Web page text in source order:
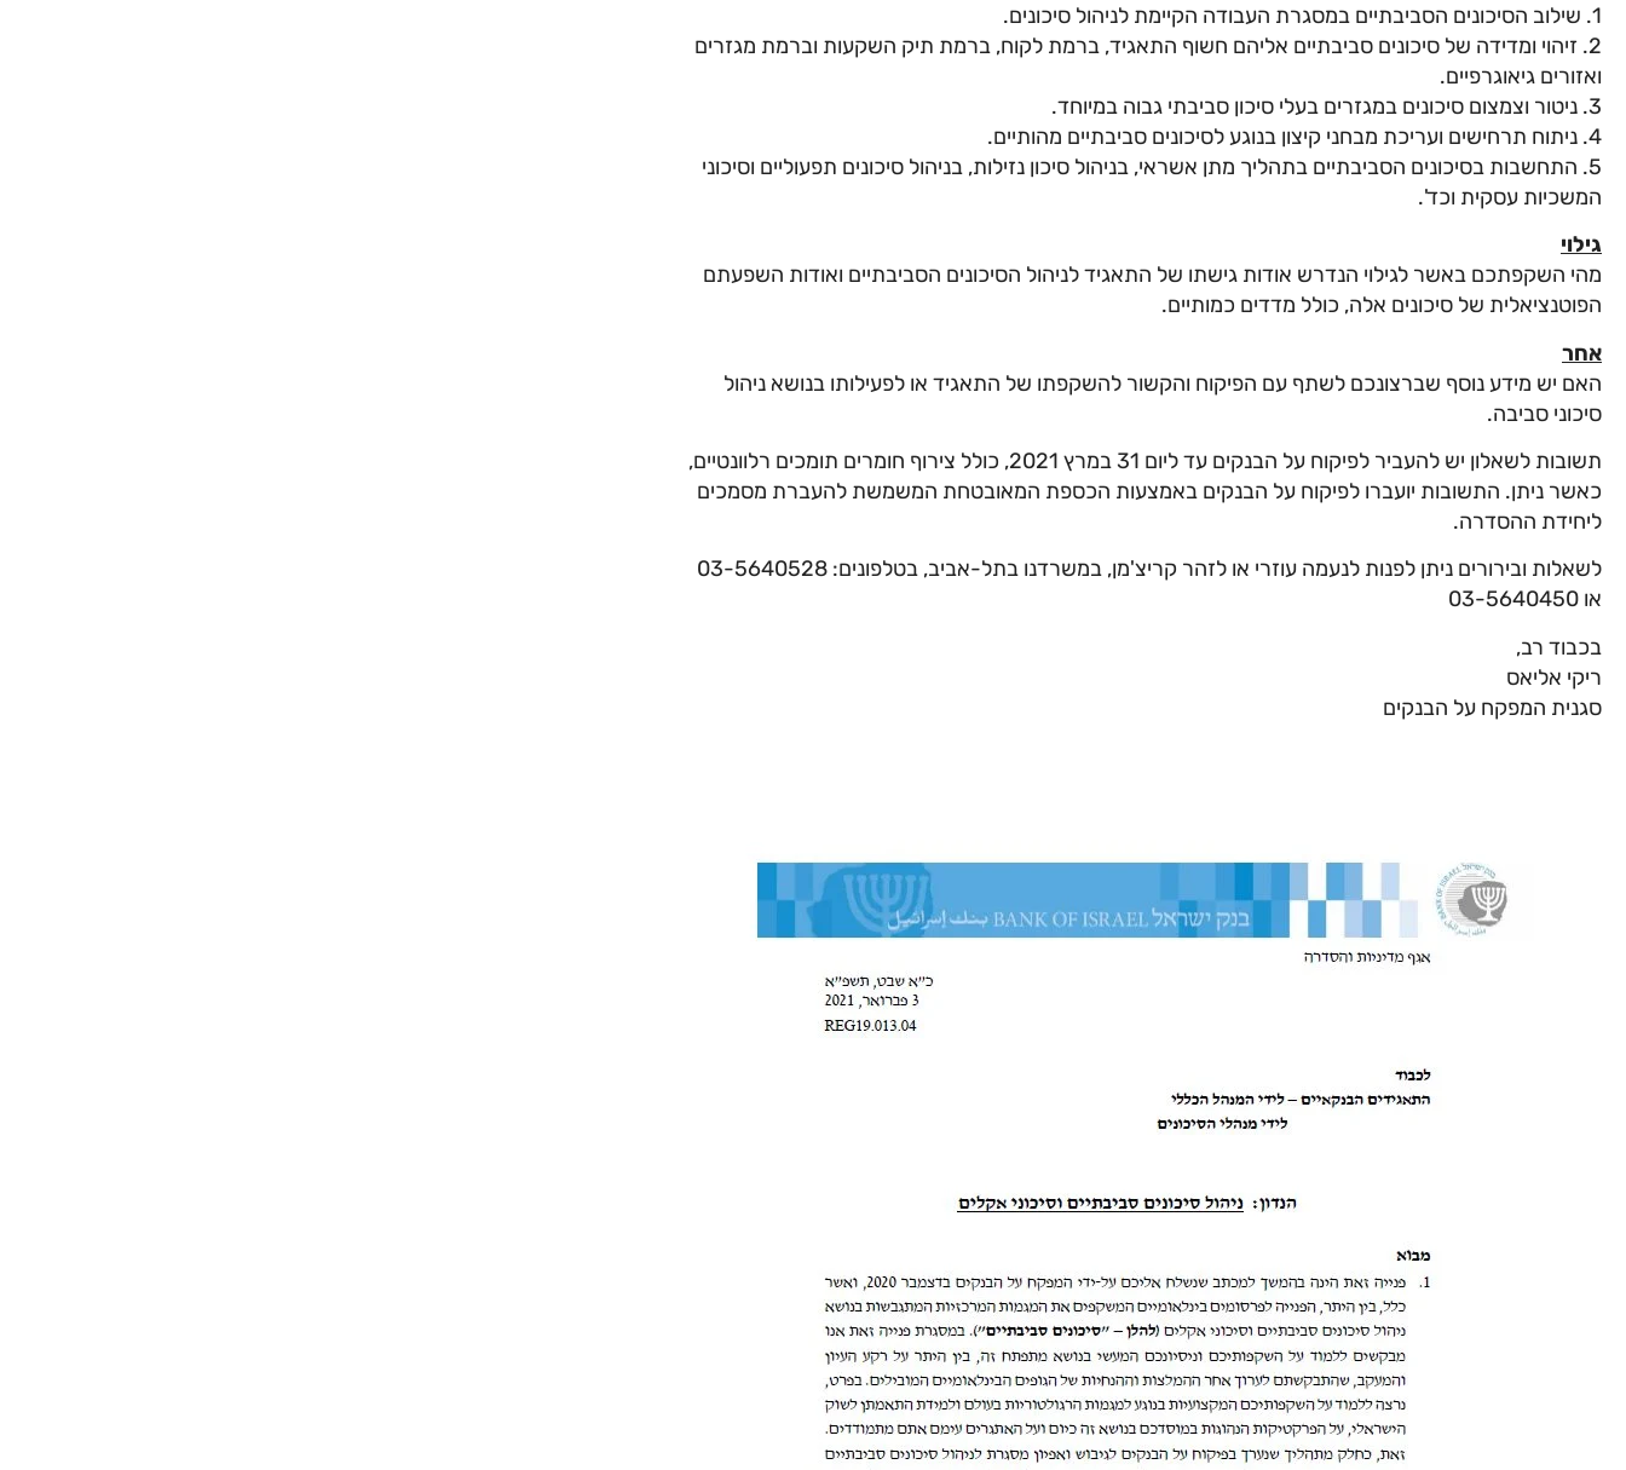
1. שילוב הסיכונים הסביבתיים במסגרת העבודה הקיימת לניהול סיכונים.
2. זיהוי ומדידה של סיכונים סביבתיים אליהם חשוף התאגיד, ברמת לקוח, ברמת תיק השקעות וברמת מגזרים
ואזורים גיאוגרפיים.
3. ניטור וצמצום סיכונים במגזרים בעלי סיכון סביבתי גבוה במיוחד.
4. ניתוח תרחישים ועריכת מבחני קיצון בנוגע לסיכונים סביבתיים מהותיים.
5. התחשבות בסיכונים הסביבתיים בתהליך מתן אשראי, בניהול סיכון נזילות, בניהול סיכונים תפעוליים וסיכוני
המשכיות עסקית וכד'.
גילוי
מהי השקפתכם באשר לגילוי הנדרש אודות גישתו של התאגיד לניהול הסיכונים הסביבתיים ואודות השפעתם
הפוטנציאלית של סיכונים אלה, כולל מדדים כמותיים.
אחר
האם יש מידע נוסף שברצונכם לשתף עם הפיקוח והקשור להשקפתו של התאגיד או לפעילותו בנושא ניהול
סיכוני סביבה.
תשובות לשאלון יש להעביר לפיקוח על הבנקים עד ליום 31 במרץ 2021, כולל צירוף חומרים תומכים רלוונטיים,
כאשר ניתן. התשובות יועברו לפיקוח על הבנקים באמצעות הכספת המאובטחת המשמשת להעברת מסמכים
ליחידת ההסדרה.
לשאלות ובירורים ניתן לפנות לנעמה עוזרי או לזהר קריצ'מן, במשרדנו בתל-אביב, בטלפונים: 03-5640528
או 03-5640450
בכבוד רב,
ריקי אליאס
סגנית המפקח על הבנקים